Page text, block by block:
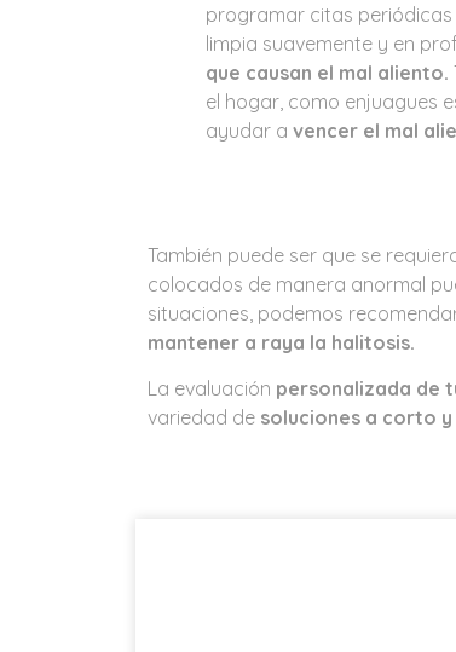
programar citas periódicas
limpia suavemente y en
que causan el mal aliento.
el hogar, como enjuagues
ayudar a vencer el mal
También puede ser que se
colocados de manera anormal
situaciones, podemos
mantener a raya la halitosis.
La evaluación personalizada de
variedad de soluciones a corto